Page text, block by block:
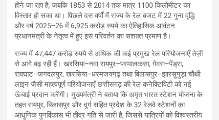
होने जा रहा है, जबकि 1853 से 2014 तक मात्र 1100 किलोमीटर का
विस्तार हो सका था। पिछले दस वर्षों में राज्य के रेल बजट में 22 गुना वृद्धि
और वर्ष 2025–26 में 6,925 करोड़ रुपये का ऐतिहासिक आवंटन
प्रधानमंत्री के नेतृत्व में हुए इस परिवर्तन का सशक्त प्रमाण है।
राज्य में 47,447 करोड़ रुपये से अधिक की कई प्रमुख रेल परियोजनाएँ तेज़ी
से आगे बढ़ रही हैं। खरसिया–नवा रायपुर–परमालकसा, गेवरा–पेंड्रा,
रावघाट–जगदलपुर, खरसिया–धरमजयगढ़ तथा बिलासपुर–झारसुगुड़ा चौथी
लाइन जैसी महत्वपूर्ण परियोजनाएँ छत्तीसगढ़ की रेल कनेक्टिविटी को नई
ऊँचाई प्रदान करेंगी। मुख्यमंत्री ने बताया कि अमृत भारत स्टेशन योजना के
तहत रायपुर, बिलासपुर और दुर्ग सहित प्रदेश के 32 रेलवे स्टेशनों का
आधुनिक पुनर्विकास भी तीव्र गति से जारी है, जिससे यात्रियों को विश्वस्तरीय